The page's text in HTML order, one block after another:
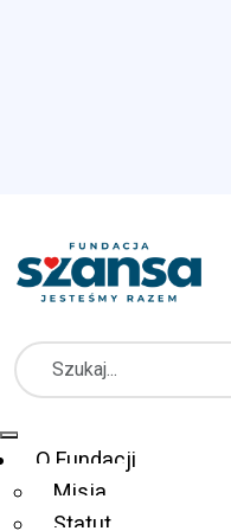
Szukaj
Menu Główne
O Fundacji
Misja
Statut